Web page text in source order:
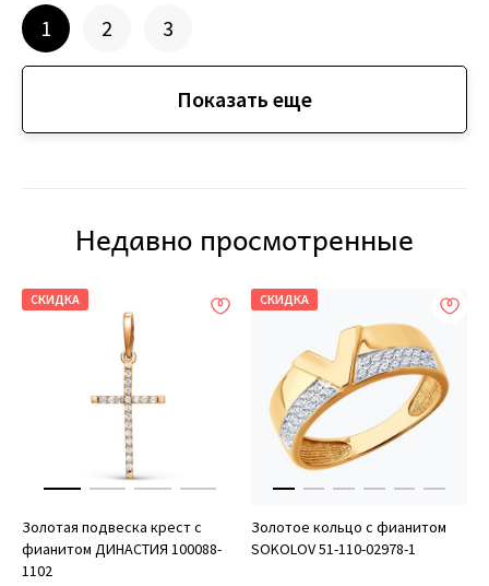
1 2 3
Показать еще
Недавно просмотренные
СКИДКА
Золотая подвеска крест с
фианитом ДИНАСТИЯ 100088-
1102
СКИДКА
Золотое кольцо с фианитом
SOKOLOV 51-110-02978-1